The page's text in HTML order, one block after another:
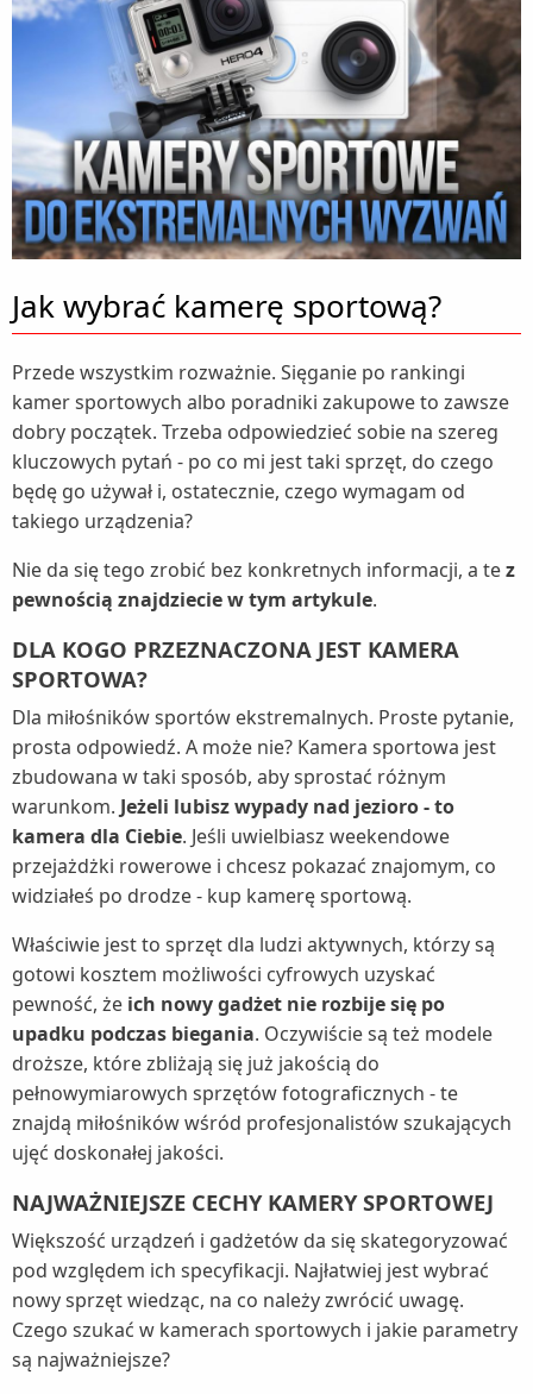
Baterie umywalkowe (1)
Wanny (1)
Wentylatory (4)
Wentylatory kolumnowe (1)
Wózki dziecięce (1)
Żarówki LED (1)
zgrzewarki próżniowe (1)
Zlewozmywaki (2)
Baterie kuchenne (1)
Jak wybrać kamerę sportową?
Przede wszystkim rozważnie. Sięganie po rankingi
kamer sportowych albo poradniki zakupowe to zawsze
dobry początek. Trzeba odpowiedzieć sobie na szereg
kluczowych pytań - po co mi jest taki sprzęt, do czego
będę go używał i, ostatecznie, czego wymagam od
takiego urządzenia?
Nie da się tego zrobić bez konkretnych informacji, a tez
pewnością znajdziecie w tym artykule.
DLA KOGO PRZEZNACZONA JEST KAMERA
SPORTOWA?
Dla miłośników sportów ekstremalnych. Proste pytanie,
prosta odpowiedź. A może nie? Kamera sportowa jest
zbudowana w taki sposób, aby sprostać różnym
warunkom. Jeżeli lubisz wypady nad jezioro - to
kamera dla Ciebie. Jeśli uwielbiasz weekendowe
przejażdżki rowerowe i chcesz pokazać znajomym, co
widziałeś po drodze - kup kamerę sportową.
Właściwie jest to sprzęt dla ludzi aktywnych, którzy są
gotowi kosztem możliwości cyfrowych uzyskać
pewność, że ich nowy gadżet nie rozbije się po
upadku podczas biegania. Oczywiście są też modele
droższe, które zbliżają się już jakością do
pełnowymiarowych sprzętów fotograficznych - te
znajdą miłośników wśród profesjonalistów szukających
ujęć doskonałej jakości.
NAJWAŻNIEJSZE CECHY KAMERY SPORTOWEJ
Większość urządzeń i gadżetów da się skategoryzować
pod względem ich specyfikacji. Najłatwiej jest wybrać
nowy sprzęt wiedząc, na co należy zwrócić uwagę.
Czego szukać w kamerach sportowych i jakie parametry
są najważniejsze?